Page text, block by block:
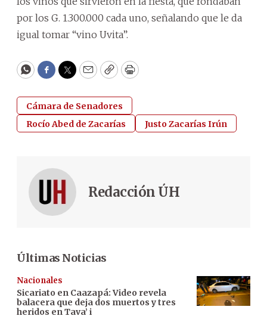
por los G. 1.300.000 cada uno, señalando que le da
igual tomar “vino Uvita”.
WhatsApp
Facebook
Twitter
EmailCopyPrint
Cámara de Senadores
Rocío Abed de Zacarías
Justo Zacarías Irún
Redacción ÚH
Últimas Noticias
Nacionales
Sicariato en Caazapá: Video revela
balacera que deja dos muertos y tres
heridos en Tava’ i